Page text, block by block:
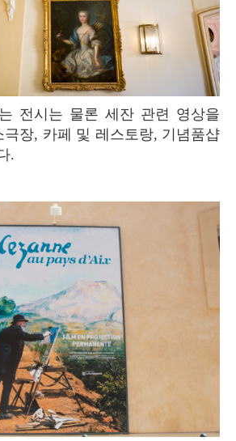
극장, 카페 및 레스토랑, 기념품샵
.